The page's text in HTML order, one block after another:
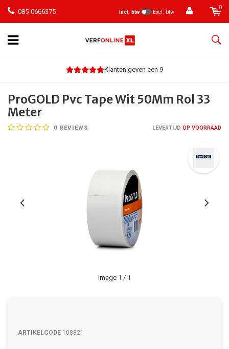
085-0666375 Incl. btw Excl. btw
0
Klanten geven een 9
ProGOLD Pvc Tape Wit 50Mm Rol 33
Meter
0 REVIEWS LEVERTIJD OP VOORRAAD
Image 1 / 1
ARTIKELCODE 108821